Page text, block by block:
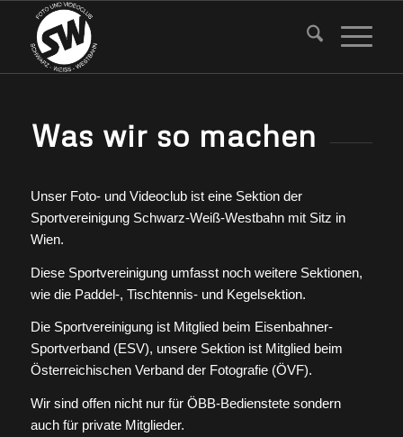
Was wir so machen
Unser Foto- und Videoclub ist eine Sektion der
Sportvereinigung Schwarz-Weiß-Westbahn mit Sitz in
Wien.
Diese Sportvereinigung umfasst noch weitere Sektionen,
wie die Paddel-, Tischtennis- und Kegelsektion.
Die Sportvereinigung ist Mitglied beim Eisenbahner-
Sportverband (ESV), unsere Sektion ist Mitglied beim
Österreichischen Verband der Fotografie (ÖVF).
Wir sind offen nicht nur für ÖBB-Bedienstete sondern
auch für private Mitglieder.